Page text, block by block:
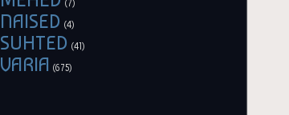
(7)
NAISED (4)
SUHTED (41)
VARIA (675)